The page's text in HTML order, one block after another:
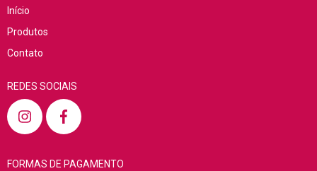
Início
Produtos
Contato
REDES SOCIAIS
FORMAS DE PAGAMENTO